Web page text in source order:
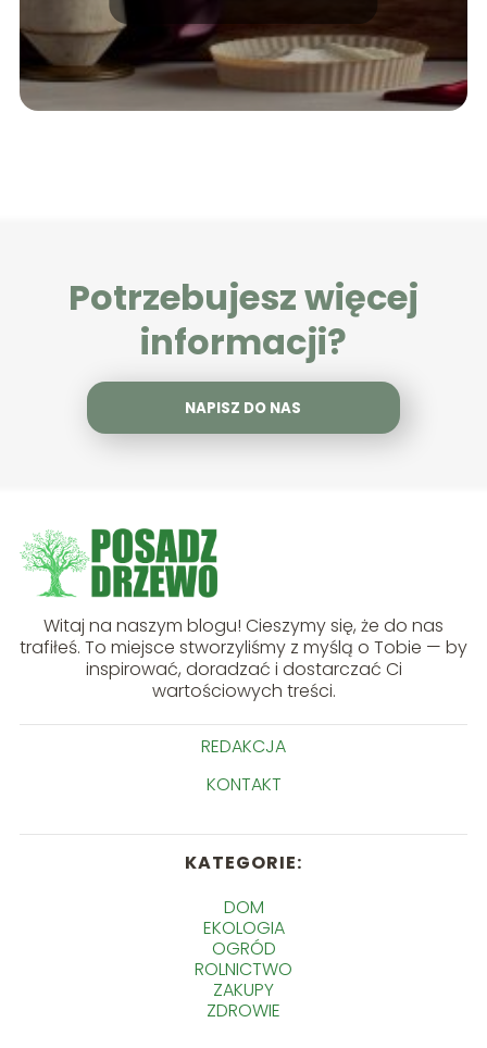
Potrzebujesz więcej
informacji?
NAPISZ DO NAS
Witaj na naszym blogu! Cieszymy się, że do nas
trafiłeś. To miejsce stworzyliśmy z myślą o Tobie — by
inspirować, doradzać i dostarczać Ci
wartościowych treści.
REDAKCJA
KONTAKT
KATEGORIE:
DOM
EKOLOGIA
OGRÓD
ROLNICTWO
ZAKUPY
ZDROWIE